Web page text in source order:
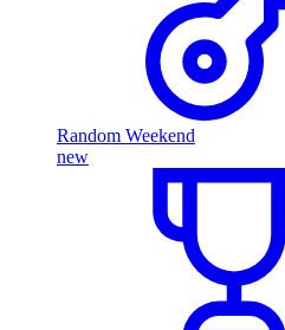
Random Weekend
new